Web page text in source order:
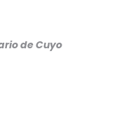
de Cuyo